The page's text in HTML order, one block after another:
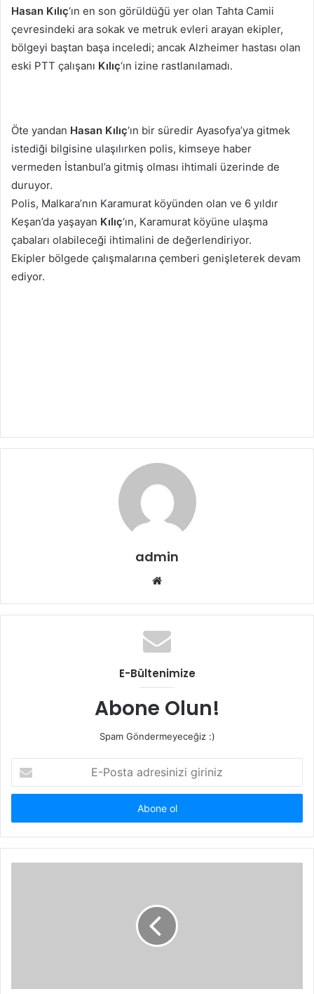
Hasan Kılıç‘ın en son görüldüğü yer olan Tahta Camii
çevresindeki ara sokak ve metruk evleri arayan ekipler,
bölgeyi baştan başa inceledi; ancak Alzheimer hastası olan
eski PTT çalışanı Kılıç‘ın izine rastlanılamadı.
Öte yandan Hasan Kılıç‘ın bir süredir Ayasofya’ya gitmek
istediği bilgisine ulaşılırken polis, kimseye haber
vermeden İstanbul’a gitmiş olması ihtimali üzerinde de
duruyor.
Polis, Malkara’nın Karamurat köyünden olan ve 6 yıldır
Keşan’da yaşayan Kılıç‘ın, Karamurat köyüne ulaşma
çabaları olabileceği ihtimalini de değerlendiriyor.
Ekipler bölgede çalışmalarına çemberi genişleterek devam
ediyor.
admin
Web
E-Bültenimize
Abone Olun!
Spam Göndermeyeceğiz :)
Posta
adresinizi